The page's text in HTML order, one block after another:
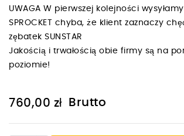
UWAGA W pierwszej kolejności wysyłamy
SPROCKET chyba, że klient zaznaczy
zębatek SUNSTAR
Jakością i trwałością obie firmy są na
poziomie!
760,00 zł Brutto